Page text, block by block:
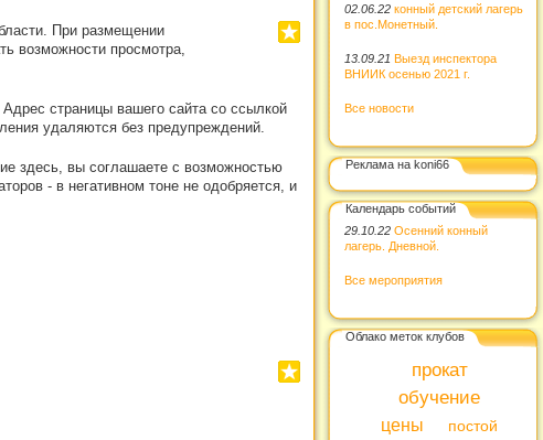
При размещении
возможности просмотра,
страницы вашего сайта со ссылкой
удаляются без предупреждений.
здесь, вы соглашаете с возможностью
- в негативном тоне не одобряется, и
02.06.22 конный детский лагерь
в пос.Монетный.
13.09.21 Выезд инспектора
ВНИИК осенью 2021 г.
Все новости
Реклама на koni66
Календарь событий
29.10.22 Осенний конный
лагерь. Дневной.
Все мероприятия
Облако меток клубов
прокат
обучение
цены
постой